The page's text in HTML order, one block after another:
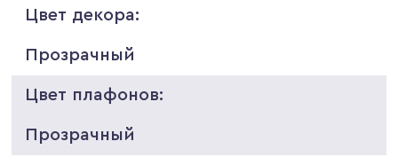
Цвет декора:
Прозрачный
Цвет плафонов:
Прозрачный